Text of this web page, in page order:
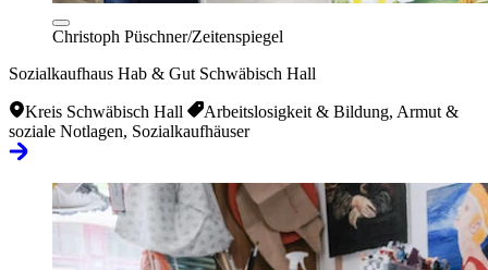
Christoph Püschner/Zeitenspiegel
Sozialkaufhaus Hab & Gut Schwäbisch Hall
Kreis Schwäbisch Hall
Arbeitslosigkeit & Bildung, Armut &
soziale Notlagen, Sozialkaufhäuser